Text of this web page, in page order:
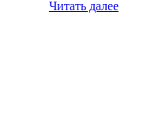
Читать далее